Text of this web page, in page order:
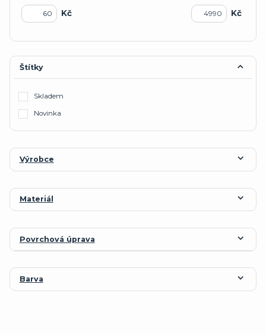
Kč Kč
Štítky
Skladem
Novinka
Výrobce
Materiál
Povrchová úprava
Barva